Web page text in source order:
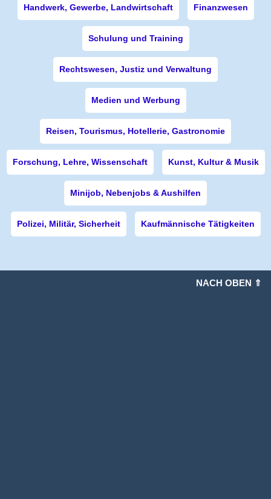
Handwerk, Gewerbe, Landwirtschaft Finanzwesen
Schulung und Training
Rechtswesen, Justiz und Verwaltung
Medien und Werbung
Reisen, Tourismus, Hotellerie, Gastronomie
Forschung, Lehre, Wissenschaft Kunst, Kultur & Musik
Minijob, Nebenjobs & Aushilfen
Polizei, Militär, Sicherheit Kaufmännische Tätigkeiten
NACH OBEN ⇑